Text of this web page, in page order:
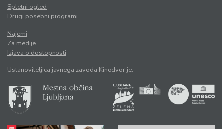
Spletni ogled
Drugi posebni programi
Najemi
Za medije
Izjava o dostopnosti
Ustanoviteljica javnega zavoda Kinodvor je: